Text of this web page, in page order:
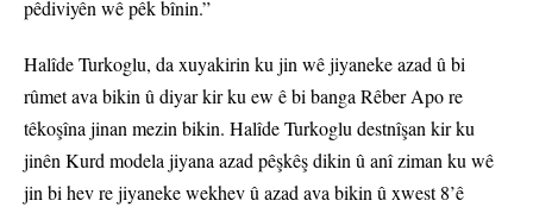
pêdiviyên wê pêk bînin.”
Halîde Turkoglu, da xuyakirin ku jin wê jiyaneke azad û bi
rûmet ava bikin û diyar kir ku ew ê bi banga Rêber Apo re
têkoşîna jinan mezin bikin. Halîde Turkoglu destnîşan kir ku
jinên Kurd modela jiyana azad pêşkêş dikin û anî ziman ku wê
jin bi hev re jiyaneke wekhev û azad ava bikin û xwest 8’ê